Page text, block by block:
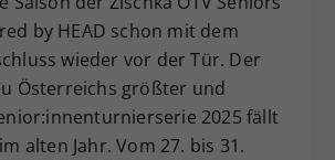
by HEAD schon mit dem
wieder vor der Tür. Der
Österreichs größter und
2025 fällt
alten Jahr. Vom 27. bis 31.
Wert speichert Ihre Consent-
Einstellungen. Unter anderem eine
zufällig generierte ID, für die
Speicherung Ihrer
Einstellungen, falls der
Webseiten-Betreiber dies eingestellt